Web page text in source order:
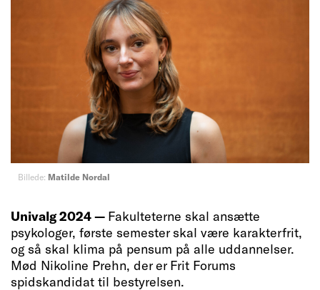
Billede: Matilde Nordal
Univalg 2024 — Fakulteterne skal ansætte
psykologer, første semester skal være karakterfrit,
og så skal klima på pensum på alle uddannelser.
Mød Nikoline Prehn, der er Frit Forums
spidskandidat til bestyrelsen.